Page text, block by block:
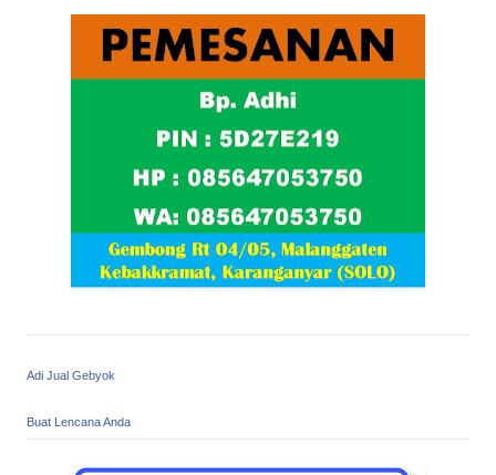
Adi Jual Gebyok
Buat Lencana Anda